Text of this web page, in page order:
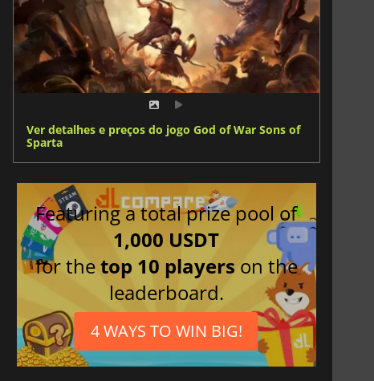
Ver detalhes e preços do jogo God of War Sons of
Sparta
Featuring a total prize pool of
1,000 USDT
for thetop 10 players on the
leaderboard.
4 WAYS TO WIN BIG!